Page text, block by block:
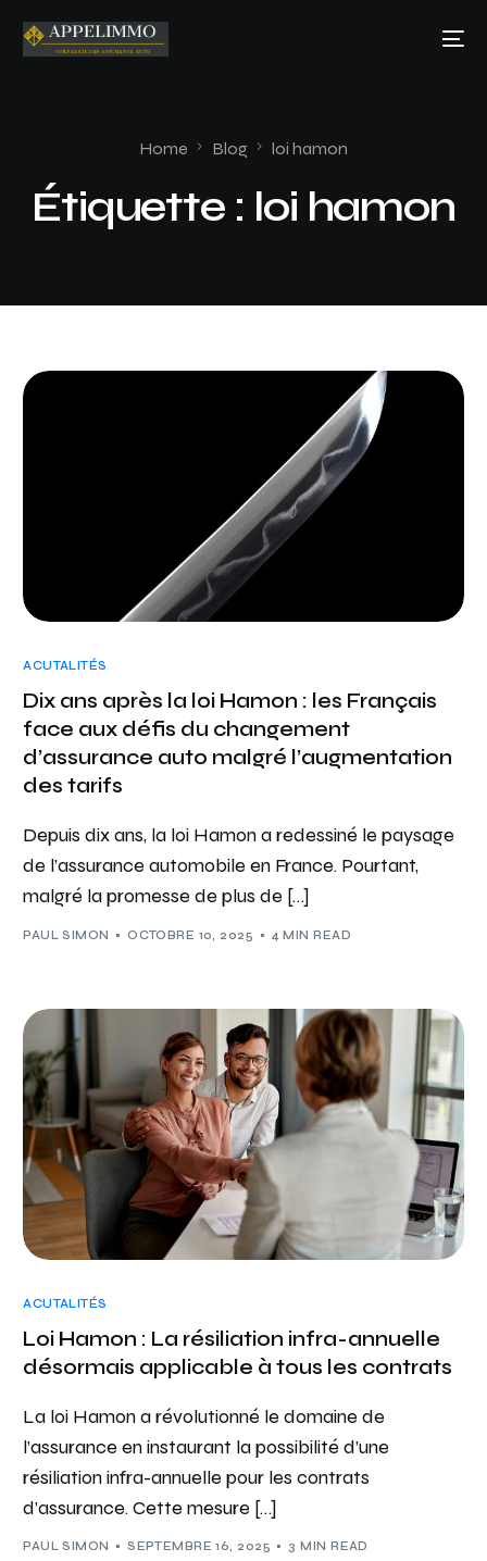
Home Blog loi hamon
Étiquette : loi hamon
ACUTALITÉS
Dix ans après la loi Hamon : les Français
face aux défis du changement
d’assurance auto malgré l’augmentation
des tarifs
Depuis dix ans, la loi Hamon a redessiné le paysage
de l’assurance automobile en France. Pourtant,
malgré la promesse de plus de […]
PAUL SIMON OCTOBRE 10, 2025 4 MIN READ
ACUTALITÉS
Loi Hamon : La résiliation infra-annuelle
désormais applicable à tous les contrats
La loi Hamon a révolutionné le domaine de
l’assurance en instaurant la possibilité d’une
résiliation infra-annuelle pour les contrats
d’assurance. Cette mesure […]
PAUL SIMON SEPTEMBRE 16, 2025 3 MIN READ